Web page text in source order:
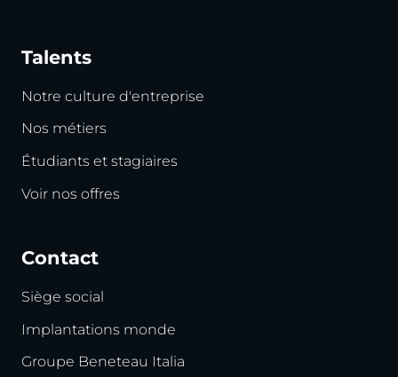
Talents
Notre culture d'entreprise
Nos métiers
Étudiants et stagiaires
Voir nos offres
Contact
Siège social
Implantations monde
Groupe Beneteau Italia